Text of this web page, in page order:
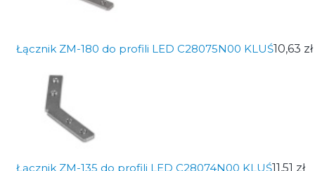
Łącznik ZM-180 do profili LED C28075N00 KLUŚ10,63 zł
Łącznik ZM-135 do profili LED C28074N00 KLUŚ11,51 zł